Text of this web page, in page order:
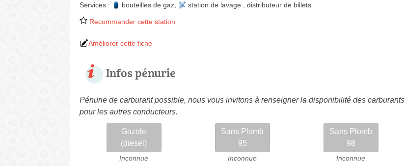
Services : bouteilles de gaz station de lavage distributeur de billets
Recommander cette station
Améliorer cette fiche
Infos pénurie
Pénurie de carburant possible, nous vous invitons à renseigner la disponibilité des carburants
pour les autres conducteurs.
Gazole
(diesel)
Inconnue
Sans Plomb
95
Inconnue
Sans Plomb
98
Inconnue